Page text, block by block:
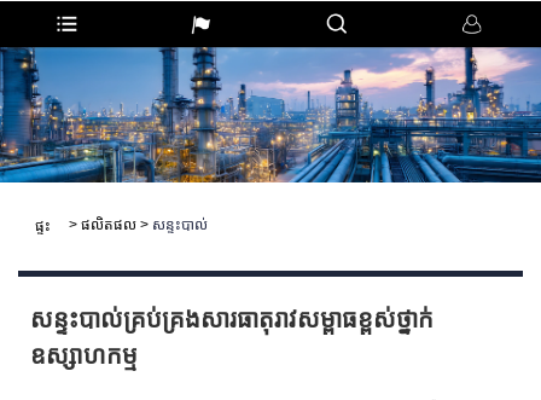
ផ្ទះ > ផលិតផល > សន្ទះបាល់
សន្ទះបាល់គ្រប់គ្រងសារធាតុរាវសម្ពាធខ្ពស់ថ្នាក់
ឧស្សាហកម្ម